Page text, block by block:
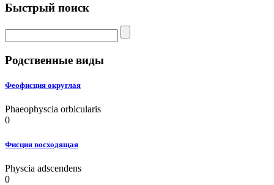
Быстрый поиск
Родственные виды
Феофисция округлая
Phaeophyscia orbicularis
0
Фисция восходящая
Physcia adscendens
0